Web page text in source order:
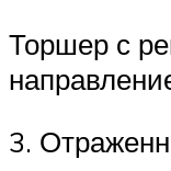
Торшер с
3.